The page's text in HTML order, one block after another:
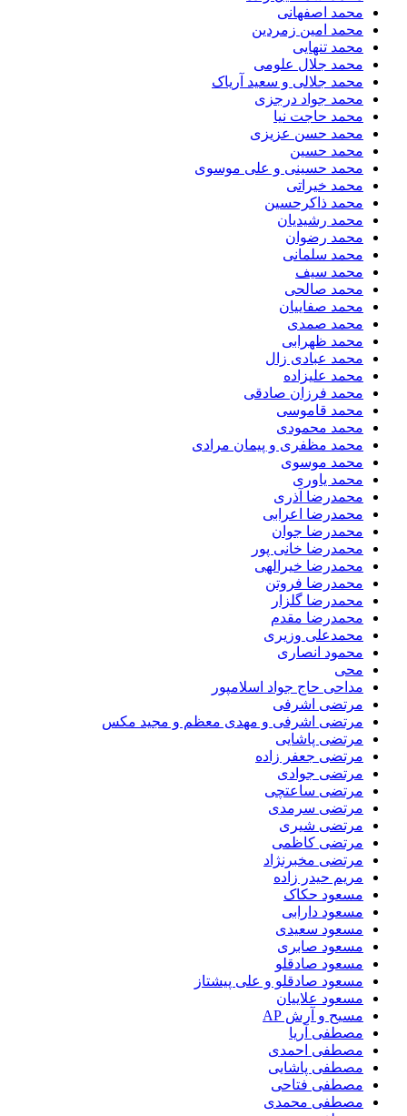
محمد اصفهانی
محمد امین زمردین
محمد تنهایی
محمد جلال علومی
محمد جلالی و سعید آریاک
محمد جواد درجزی
محمد حاجت نیا
محمد حسن عزیزی
محمد حسین
محمد حسینی و علی موسوی
محمد خیراتی
محمد ذاکرحسین
محمد رشیدیان
محمد رضوان
محمد سلمانی
محمد سیف
محمد صالحی
محمد صفاییان
محمد صمدی
محمد ظهرابی
محمد عبادی زال
محمد علیزاده
محمد فرزان صادقی
محمد قاموسی
محمد محمودی
محمد مظفری و پیمان مرادی
محمد موسوی
محمد یاوری
محمدرضا آذری
محمدرضا اعرابی
محمدرضا جوان
محمدرضا خانی پور
محمدرضا خیرالهی
محمدرضا فروتن
محمدرضا گلزار
محمدرضا مقدم
محمدعلی وزیری
محمود انصاری
محی
مداحی حاج جواد اسلامپور
مرتضی اشرفی
مرتضی اشرفی و مهدی معظم و مجید مکس
مرتضی پاشایی
مرتضی جعفر زاده
مرتضی جوادی
مرتضی ساعتچی
مرتضی سرمدی
مرتضی شیری
مرتضی کاظمی
مرتضی مخبرنژاد
مریم حیدر زاده
مسعود حکاک
مسعود دارابی
مسعود سعیدی
مسعود صابری
مسعود صادقلو
مسعود صادقلو و علی پیشتاز
مسعود علاییان
مسیح و آرش AP
مصطفی آریا
مصطفی احمدی
مصطفی پاشایی
مصطفی فتاحی
مصطفی محمدی